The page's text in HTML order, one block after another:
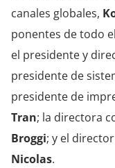
canales globales,
ponentes de todo
el presidente y
presidente de
presidente de
Tran; la directora
Broggi; y el
Nicolas.